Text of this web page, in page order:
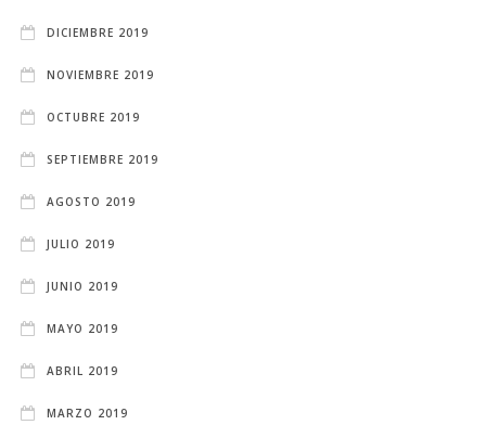
DICIEMBRE 2019
NOVIEMBRE 2019
OCTUBRE 2019
SEPTIEMBRE 2019
AGOSTO 2019
JULIO 2019
JUNIO 2019
MAYO 2019
ABRIL 2019
MARZO 2019